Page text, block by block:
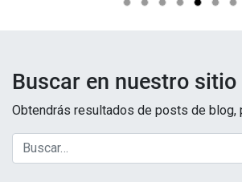
Buscar en nuestro sitio
Obtendrás resultados de posts de blog,